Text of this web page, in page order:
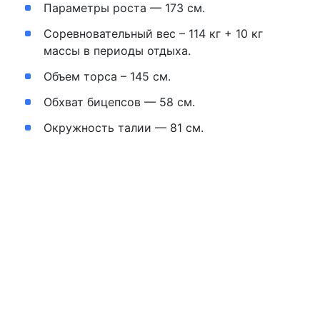
Параметры роста — 173 см.
Соревновательный вес – 114 кг + 10 кг
массы в периоды отдыха.
Объем торса – 145 см.
Обхват бицепсов — 58 см.
Окружность талии — 81 см.